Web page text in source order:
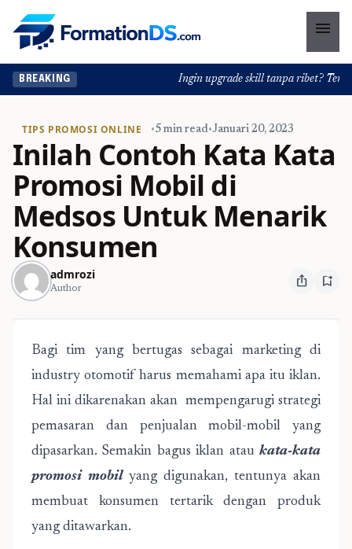
menu
BREAKING Ingin upgrade skill tanpa ribet?
TIPS PROMOSI ONLINE •5 min read•Januari 20, 2023
Inilah Contoh Kata Kata
Promosi Mobil di
Medsos Untuk Menarik
Konsumen
admrozi
Author ios_share bookmark_add
Bagi tim yang bertugas sebagai marketing di
industry otomotif harus memahami apa itu iklan.
Hal ini dikarenakan akan mempengarugi strategi
pemasaran dan penjualan mobil-mobil yang
dipasarkan. Semakin bagus iklan atau kata-kata
promosi mobilyang digunakan, tentunya akan
membuat konsumen tertarik dengan produk
yang ditawarkan.